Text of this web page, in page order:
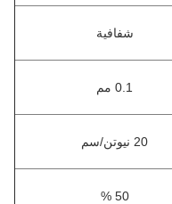
شفافية
0.1 مم
20 نيوتن/سم
50 %